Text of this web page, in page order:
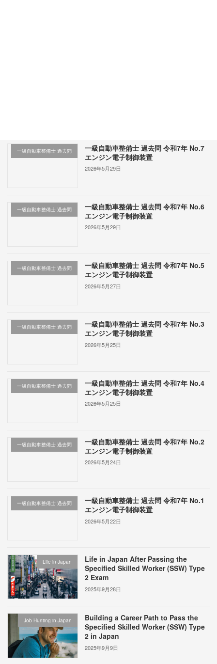
一級自動車整備士 過去問
一級自動車整備士 過去問 令和7年 No.7
エンジン電子制御装置
2026年5月29日
一級自動車整備士 過去問
一級自動車整備士 過去問 令和7年 No.6
エンジン電子制御装置
2026年5月29日
一級自動車整備士 過去問
一級自動車整備士 過去問 令和7年 No.5
エンジン電子制御装置
2026年5月27日
一級自動車整備士 過去問
一級自動車整備士 過去問 令和7年 No.3
エンジン電子制御装置
2026年5月25日
一級自動車整備士 過去問
一級自動車整備士 過去問 令和7年 No.4
エンジン電子制御装置
2026年5月25日
一級自動車整備士 過去問
一級自動車整備士 過去問 令和7年 No.2
エンジン電子制御装置
2026年5月24日
一級自動車整備士 過去問
一級自動車整備士 過去問 令和7年 No.1
エンジン電子制御装置
2026年5月22日
Life in Japan
Life in Japan After Passing the
Specified Skilled Worker (SSW) Type
2 Exam
2025年9月28日
Job Hunting in Japan
Building a Career Path to Pass the
Specified Skilled Worker (SSW) Type
2 in Japan
2025年9月9日